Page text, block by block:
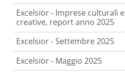
Excelsior - Imprese culturali e
creative, report anno 2025
Excelsior - Settembre 2025
Excelsior - Maggio 2025